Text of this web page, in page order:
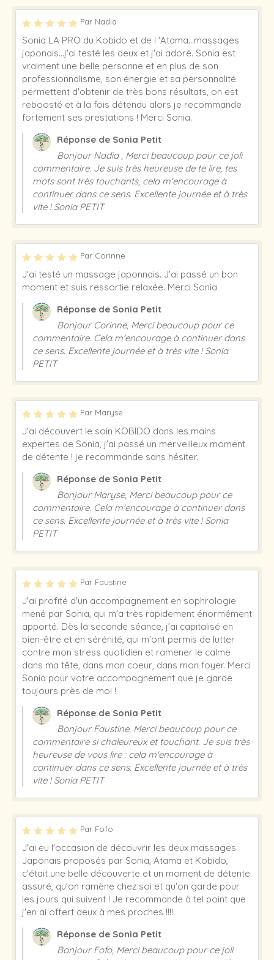
Par Nadia
Sonia LA PRO du Kobido et de l 'Atama...massages
japonais...j'ai testé les deux et j'ai adoré. Sonia est
vraiment une belle personne et en plus de son
professionnalisme, son énergie et sa personnalité
permettent d'obtenir de très bons résultats, on est
reboosté et à la fois détendu alors je recommande
fortement ses prestations ! Merci Sonia.
Réponse de Sonia Petit
Bonjour Nadia , Merci beaucoup pour ce joli
commentaire. Je suis très heureuse de te lire, tes
mots sont très touchants, cela m'encourage à
continuer dans ce sens. Excellente journée et à très
vite ! Sonia PETIT
Par Corinne
J'ai testé un massage japonnais. J'ai passé un bon
moment et suis ressortie relaxée. Merci Sonia
Réponse de Sonia Petit
Bonjour Corinne, Merci beaucoup pour ce
commentaire. Cela m'encourage à continuer dans
ce sens. Excellente journée et à très vite ! Sonia
PETIT
Par Maryse
J'ai découvert le soin KOBIDO dans les mains
expertes de Sonia, j'ai passé un merveilleux moment
de détente ! je recommande sans hésiter.
Réponse de Sonia Petit
Bonjour Maryse, Merci beaucoup pour ce
commentaire. Cela m'encourage à continuer dans
ce sens. Excellente journée et à très vite ! Sonia
PETIT
Par Faustine
J'ai profité d'un accompagnement en sophrologie
mené par Sonia, qui m'a très rapidement énormément
apporté. Dès la seconde séance, j'ai capitalisé en
bien-être et en sérénité, qui m'ont permis de lutter
contre mon stress quotidien et ramener le calme
dans ma tête, dans mon coeur, dans mon foyer. Merci
Sonia pour votre accompagnement que je garde
toujours près de moi !
Réponse de Sonia Petit
Bonjour Faustine, Merci beaucoup pour ce
commentaire si chaleureux et touchant. Je suis très
heureuse de vous lire : cela m'encourage à
continuer dans ce sens. Excellente journée et à très
vite ! Sonia PETIT
Par Fofo
J'ai eu l'occasion de découvrir les deux massages
Japonais proposés par Sonia, Atama et Kobido,
c'était une belle découverte et un moment de détente
assuré, qu'on ramène chez soi et qu'on garde pour
les jours qui suivent ! Je recommande à tel point que
j'en ai offert deux à mes proches !!!!
Réponse de Sonia Petit
Bonjour Fofo, Merci beaucoup pour ce joli